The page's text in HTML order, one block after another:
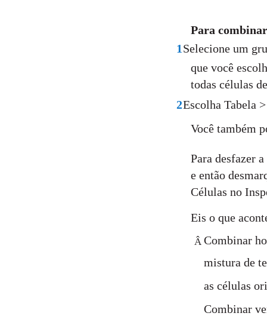
Para
1 Selecione um
que você
todas células
2Escolha Tabela
Você também
Para desfazer
e então
Células no
Eis o que
Combinar
Â
mistura de
as células
Combinar